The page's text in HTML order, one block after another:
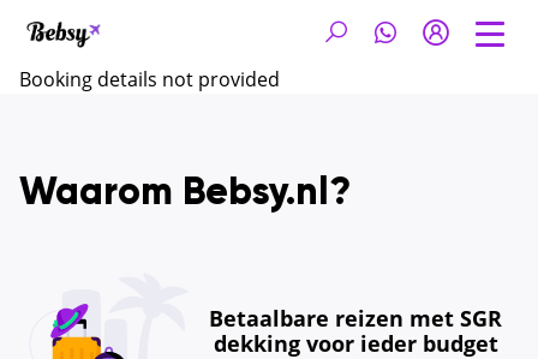
Booking details not provided
Waarom Bebsy.nl?
Betaalbare reizen met SGR
dekking voor ieder budget